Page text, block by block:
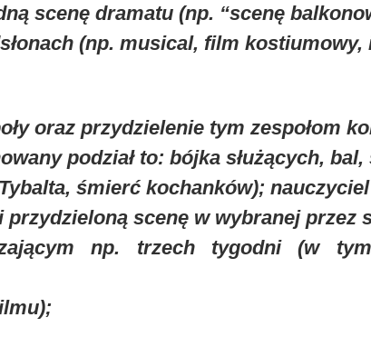
scenę dramatu (np. “scenę
(np. musical, film kostiumowy,
oraz przydzielenie tym zespołom
podział to: bójka służących,
śmierć kochanków);
scenę w wybranej przez
np. trzech tygodni (w